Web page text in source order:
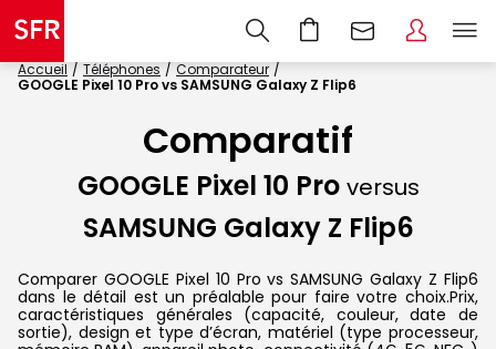
Accueil Téléphones
Comparateur
GOOGLE Pixel 10 Pro vs SAMSUNG Galaxy Z Flip6
Comparatif
GOOGLE Pixel 10 Pro versus
SAMSUNG Galaxy Z Flip6
Comparer GOOGLE Pixel 10 Pro vs SAMSUNG Galaxy Z Flip6
dans le détail est un préalable pour faire votre choix.Prix,
caractéristiques générales (capacité, couleur, date de
sortie), design et type d’écran, matériel (type processeur,